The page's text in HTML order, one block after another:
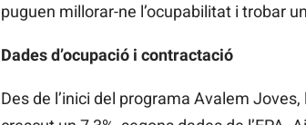
puguen millorar-ne l’ocupabilitat i trobar
Dades d’ocupació i contractació
Des de l’inici del programa Avalem